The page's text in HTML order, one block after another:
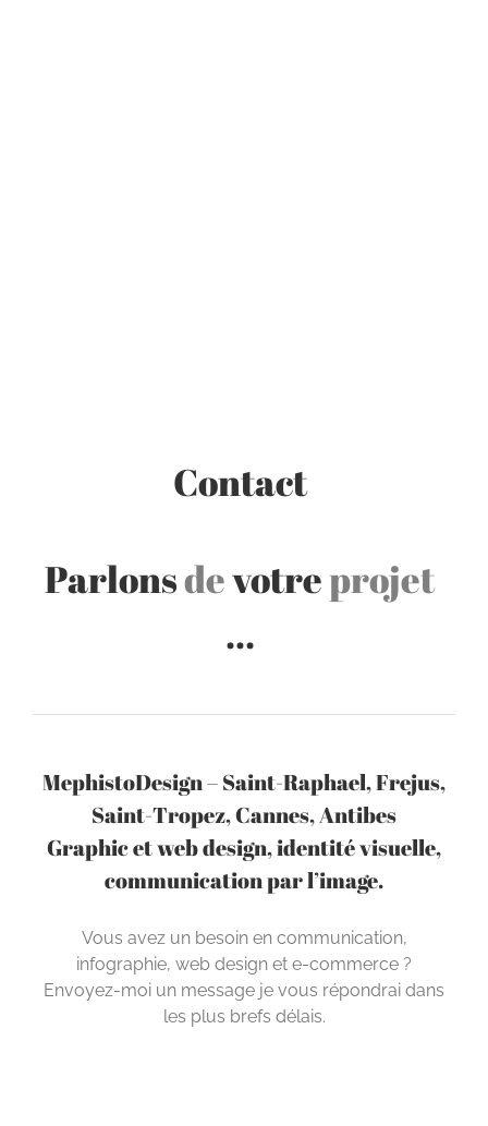
Contact
Parlonsdevotreprojet
…
MephistoDesign – Saint-Raphael, Frejus,
Saint-Tropez, Cannes, Antibes
Graphic et web design, identité visuelle,
communication par l’image.
Vous avez un besoin en communication,
infographie, web design et e-commerce ?
Envoyez-moi un message je vous répondrai dans
les plus brefs délais.